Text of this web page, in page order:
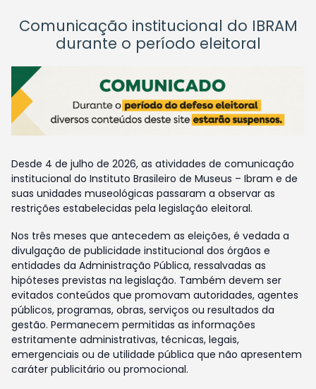
Comunicação institucional do IBRAM
durante o período eleitoral
Desde 4 de julho de 2026, as atividades de comunicação
institucional do Instituto Brasileiro de Museus – Ibram e de
suas unidades museológicas passaram a observar as
restrições estabelecidas pela legislação eleitoral.
Nos três meses que antecedem as eleições, é vedada a
divulgação de publicidade institucional dos órgãos e
entidades da Administração Pública, ressalvadas as
hipóteses previstas na legislação. Também devem ser
evitados conteúdos que promovam autoridades, agentes
públicos, programas, obras, serviços ou resultados da
gestão. Permanecem permitidas as informações
estritamente administrativas, técnicas, legais,
emergenciais ou de utilidade pública que não apresentem
caráter publicitário ou promocional.